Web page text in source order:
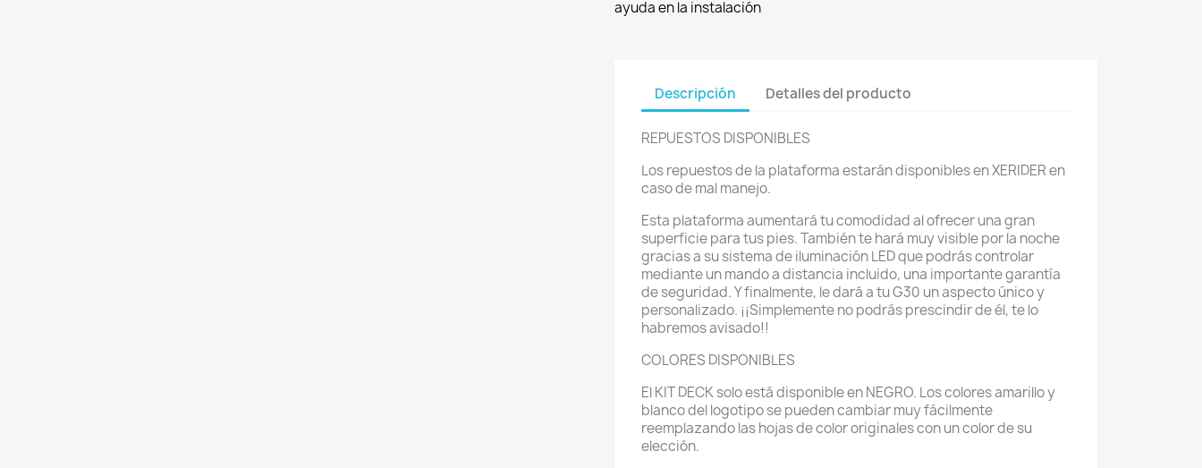
ayuda en la instalación
Descripción Detalles del producto
REPUESTOS DISPONIBLES
Los repuestos de la plataforma estarán disponibles en XERIDER en
caso de mal manejo.
Esta plataforma aumentará tu comodidad al ofrecer una gran
superficie para tus pies. También te hará muy visible por la noche
gracias a su sistema de iluminación LED que podrás controlar
mediante un mando a distancia incluido, una importante garantía
de seguridad. Y finalmente, le dará a tu G30 un aspecto único y
personalizado. ¡¡Simplemente no podrás prescindir de él, te lo
habremos avisado!!
COLORES DISPONIBLES
El KIT DECK solo está disponible en NEGRO. Los colores amarillo y
blanco del logotipo se pueden cambiar muy fácilmente
reemplazando las hojas de color originales con un color de su
elección.